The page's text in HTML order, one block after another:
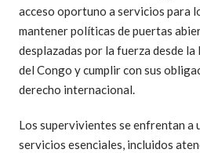
acceso oportuno a servicios para
mantener políticas de puertas
desplazadas por la fuerza desde
del Congo y cumplir con sus
derecho internacional.
Los supervivientes se enfrentan a
servicios esenciales, incluidos